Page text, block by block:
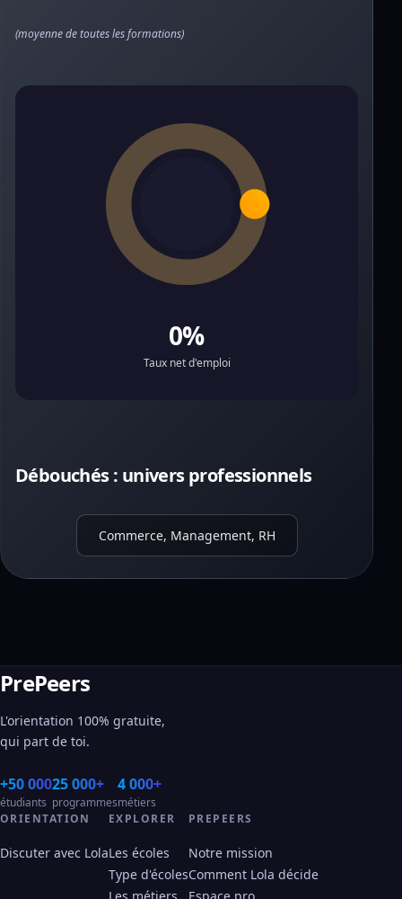
(moyenne de toutes les formations)
0%
Taux net d'emploi
Débouchés : univers professionnels
Commerce, Management, RH
PrePeers
L'orientation 100% gratuite,
qui part de toi.
+50 000
étudiants
25 000+
programmes
4 000+
métiers
ORIENTATION
Discuter avec Lola
EXPLORER
Les écoles
Type d'écoles
PREPEERS
Notre mission
Comment Lola décide